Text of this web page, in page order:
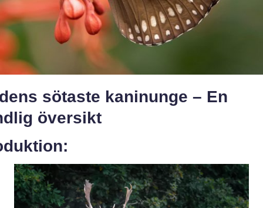
sötaste kaninunge – En
översikt